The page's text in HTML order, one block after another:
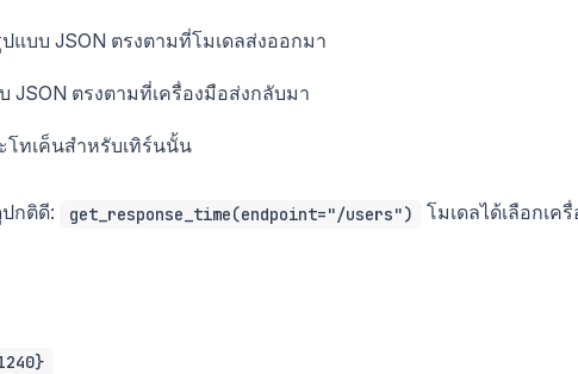
แบบ JSON ตรงตามที่โมเดลส่งออกมา
JSON ตรงตามที่เครื่องมือส่งกลับมา
โทเค็นสำหรับเทิร์นนั้น
กติดี: get_response_time(endpoint="/users")
โมเดลได้เลือกเครื่